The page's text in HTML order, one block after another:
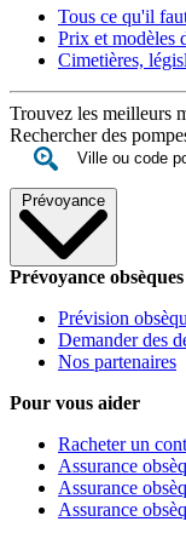
Tous ce qu'il
Prix et modèles
Cimetières,
Trouvez les meilleurs
Rechercher des
Prévoyance
Prévoyance obsèques
Prévision
Demander des
Nos partenaires
Pour vous aider
Racheter un
Assurance
Assurance
Assurance